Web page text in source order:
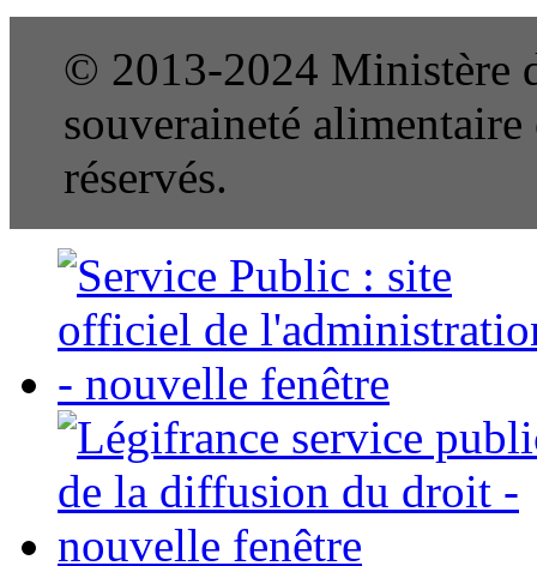
© 2013-2024 Ministère
souveraineté
réservés.